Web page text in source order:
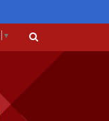
▼